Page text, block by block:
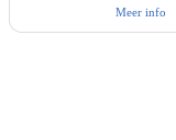
Meer info